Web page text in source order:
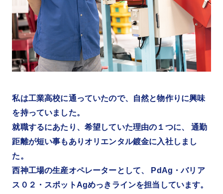
私は工業高校に通っていたので、自然と物作りに興味
を持っていました。
就職するにあたり、希望していた理由の１つに、 通勤
距離が短い事もありオリエンタル鍍金に入社しまし
た。
西神工場の生産オペレーターとして、 PdAg・バリア
ス０２・スポットAgめっきラインを担当しています。